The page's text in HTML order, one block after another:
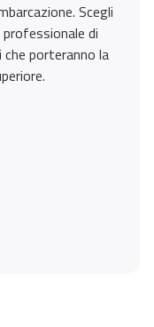
Scegli
di
porteranno la